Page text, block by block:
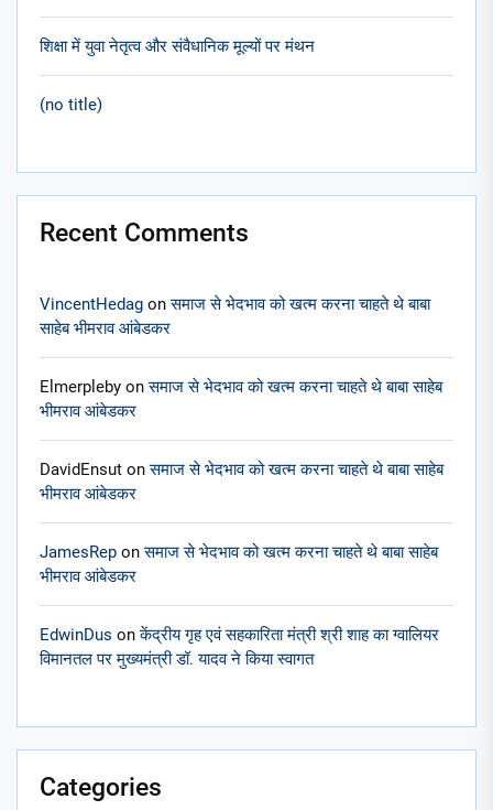
शिक्षा में युवा नेतृत्व और संवैधानिक मूल्यों पर मंथन
(no title)
Recent Comments
VincentHedag onसमाज से भेदभाव को खत्म करना चाहते थे बाबा
साहेब भीमराव आंबेडकर
Elmerpleby onसमाज से भेदभाव को खत्म करना चाहते थे बाबा साहेब
भीमराव आंबेडकर
DavidEnsut onसमाज से भेदभाव को खत्म करना चाहते थे बाबा साहेब
भीमराव आंबेडकर
JamesRep onसमाज से भेदभाव को खत्म करना चाहते थे बाबा साहेब
भीमराव आंबेडकर
EdwinDus onकेंद्रीय गृह एवं सहकारिता मंत्री श्री शाह का ग्वालियर
विमानतल पर मुख्यमंत्री डॉ. यादव ने किया स्वागत
Categories